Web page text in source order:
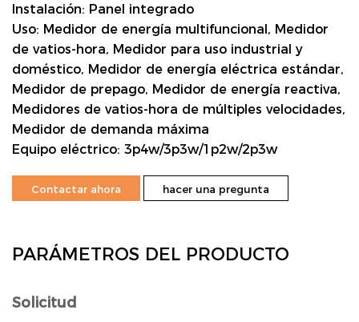
Instalación: Panel integrado
Uso: Medidor de energía multifuncional, Medidor
de vatios-hora, Medidor para uso industrial y
doméstico, Medidor de energía eléctrica estándar,
Medidor de prepago, Medidor de energía reactiva,
Medidores de vatios-hora de múltiples velocidades,
Medidor de demanda máxima
Equipo eléctrico: 3p4w/3p3w/1p2w/2p3w
Contactar ahora hacer una pregunta
PARÁMETROS DEL PRODUCTO
Solicitud